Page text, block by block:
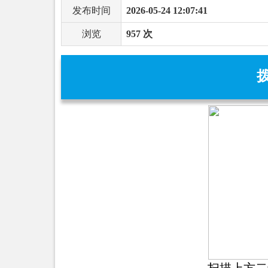
发布时间 2026-05-24 12:07:41
浏览 957 次